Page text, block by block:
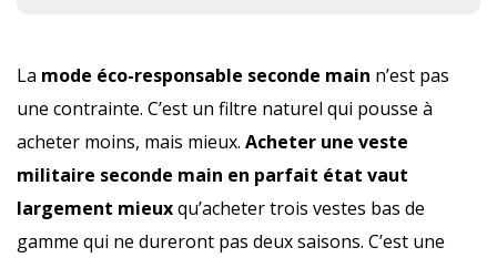
La mode éco-responsable seconde main n’est pas
une contrainte. C’est un filtre naturel qui pousse à
acheter moins, mais mieux. Acheter une veste
militaire seconde main en parfait état vaut
largement mieuxqu’acheter trois vestes bas de
gamme qui ne dureront pas deux saisons. C’est une